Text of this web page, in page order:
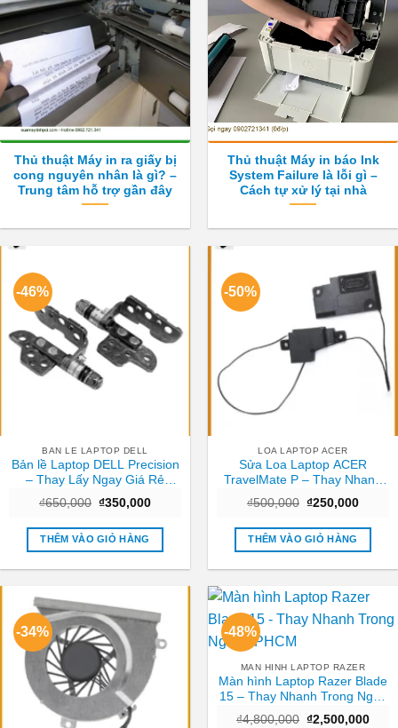
Thủ thuật Máy in ra giấy bị
cong nguyên nhân là gì? –
Trung tâm hỗ trợ gần đây
Thủ thuật Máy in báo Ink
System Failure là lỗi gì –
Cách tự xử lý tại nhà
-46%
BAN LE LAPTOP DELL
Bản lề Laptop DELL Precision
– Thay Lấy Ngay Giá Rẻ
TPHCM
₫650,000 Giá
là:
₫650,000.
₫350,000Giá
tại
₫350,000.
THÊM VÀO GIỎ HÀNG
-50%
LOA LAPTOP ACER
Sửa Loa Laptop ACER
TravelMate P – Thay Nhanh
Tại Trung Tâm TPHCM Giá
Tốt
₫500,000 Giá
là:
₫500,000.
₫250,000Giá
tại
THÊM VÀO GIỎ HÀNG
-34% -48%
MAN HINH LAPTOP RAZER
Màn hình Laptop Razer Blade
15 – Thay Nhanh Trong Ngày
TPHCM
₫4,800,000 Giá
₫2,500,000Giá